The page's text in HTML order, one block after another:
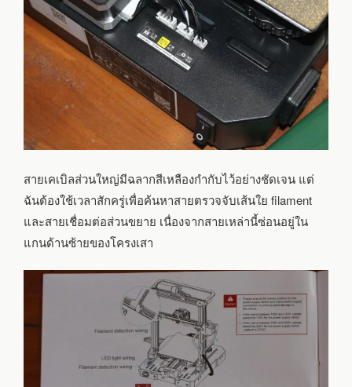
สายเคเบิลส่วนใหญ่มีฉลากสีเหลืองกำกับไว้อย่างชัดเจน แต่
ฉันต้องใช้เวลาสักครู่เพื่อค้นหาสายตรวจจับเส้นใย filament
และสายเชื่อมต่อส่วนขยาย เนื่องจากสายเหล่านี้ซ่อนอยู่ใน
แกนด้านซ้ายของโครงเสา